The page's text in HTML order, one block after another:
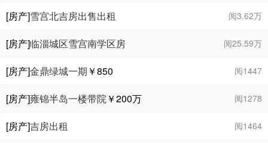
阅3.62万
[房产]雪宫北吉房出售出租
阅25.59万
[房产]临淄城区雪宫南学区房
阅1447
[房产]金鼎绿城一期 ￥850
阅1278
[房产]雍锦半岛一楼带院￥200万
阅1464
[房产]吉房出租